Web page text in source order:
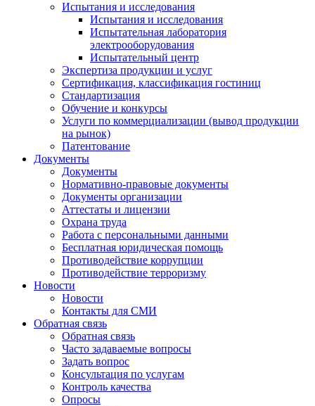
Испытания и исследования
Испытания и исследования
Испытательная лаборатория
электрооборудования
Испытательный центр
Экспертиза продукции и услуг
Сертификация, классификация гостиниц
Стандартизация
Обучение и конкурсы
Услуги по коммерциализации (вывод продукции
на рынок)
Патентование
Документы
Документы
Нормативно-правовые документы
Документы организации
Аттестаты и лицензии
Охрана труда
Работа с персональными данными
Бесплатная юридическая помощь
Противодействие коррупции
Противодействие терроризму
Новости
Новости
Контакты для СМИ
Обратная связь
Обратная связь
Часто задаваемые вопросы
Задать вопрос
Консультация по услугам
Контроль качества
Опросы